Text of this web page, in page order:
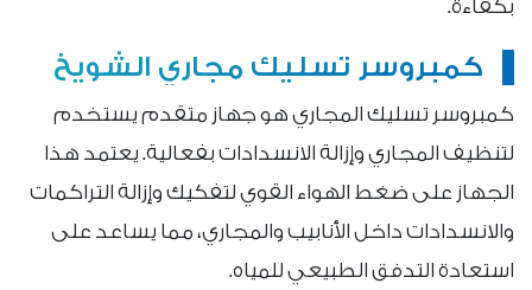
بكفاءة.
كمبروسر تسليك مجاري الشويخ
كمبروسر تسليك المجاري هو جهاز متقدم يستخدم
لتنظيف المجاري وإزالة الانسدادات بفعالية. يعتمد هذا
الجهاز على ضغط الهواء القوي لتفكيك وإزالة التراكمات
والانسدادات داخل الأنابيب والمجاري، مما يساعد على
استعادة التدفق الطبيعي للمياه.